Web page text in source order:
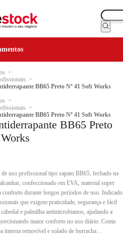
BB65 Preto Nº 41 Soft Works
BB65 Preto Nº 41 Soft Works
BB65 Preto
de uso profissional tipo sapato BB65, fechado na
confeccionado em EVA, material super
conforto durante longos períodos de uso. Indicado
que exigem praticidade, segurança e fácil
e palmilha antimicrobianos, ajudando a
maior conforto no uso diário. Conta
interna removível e solado de borracha